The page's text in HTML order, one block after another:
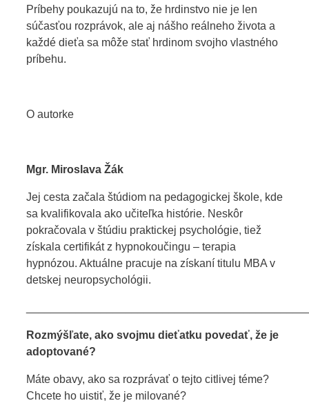
Príbehy poukazujú na to, že hrdinstvo nie je len
súčasťou rozprávok, ale aj nášho reálneho života a
každé dieťa sa môže stať hrdinom svojho vlastného
príbehu.
O autorke
Mgr. Miroslava Žák
Jej cesta začala štúdiom na pedagogickej škole, kde
sa kvalifikovala ako učiteľka histórie. Neskôr
pokračovala v štúdiu praktickej psychológie, tiež
získala certifikát z hypnokoučingu – terapia
hypnózou. Aktuálne pracuje na získaní titulu MBA v
detskej neuropsychológii.
Rozmýšľate, ako svojmu dieťatku povedať, že je
adoptované?
Máte obavy, ako sa rozprávať o tejto citlivej téme?
Chcete ho uistiť, že je milované?